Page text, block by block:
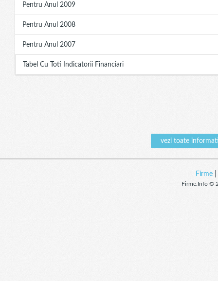
Pentru Anul 2009
Pentru Anul 2008
Pentru Anul 2007
Tabel Cu Toti Indicatorii Financiari
vezi toate
Firme|
Firme.Info ©